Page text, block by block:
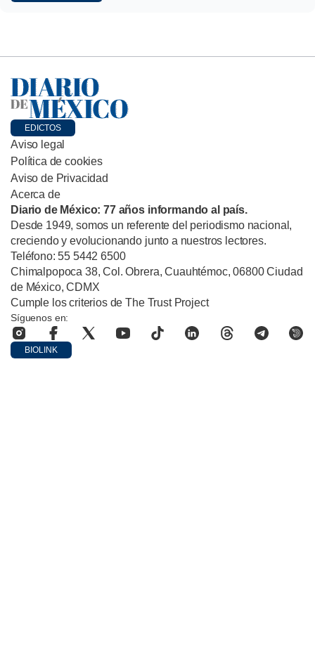
EDICTOS
Aviso legal
Política de cookies
Aviso de Privacidad
Acerca de
Diario de México: 77 años informando al país.
Desde 1949, somos un referente del periodismo nacional,
creciendo y evolucionando junto a nuestros lectores.
Teléfono: 55 5442 6500
Chimalpopoca 38, Col. Obrera, Cuauhtémoc, 06800 Ciudad
de México, CDMX
Cumple los criterios de The Trust Project
Síguenos en:
BIOLINK